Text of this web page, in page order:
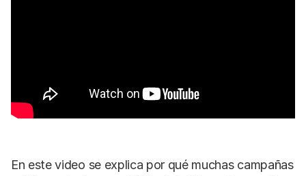
En este video se explica por qué muchas campañas